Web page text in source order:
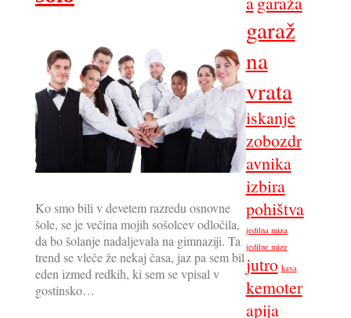
Ko smo bili v devetem razredu osnovne
šole, se je večina mojih sošolcev odločila,
da bo šolanje nadaljevala na gimnaziji. Ta
trend se vleče že nekaj časa, jaz pa sem bil
eden izmed redkih, ki sem se vpisal v
gostinsko…
garaž
na
vrata
iskanje
zobozdr
avnika
izbira
pohištva
jedilna miza
jedilne mize
jutro kava
kemoter
apija